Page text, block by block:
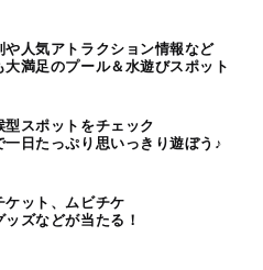
や人気アトラクション情報など
大満足のプール＆水遊びスポット
型スポットをチェック
一日たっぷり思いっきり遊ぼう♪
ケット、ムビチケ
ッズなどが当たる！